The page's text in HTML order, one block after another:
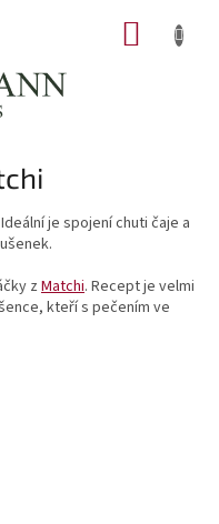
je spojení chuti čaje a
z Matchi. Recept je velmi
kteří s pečením ve